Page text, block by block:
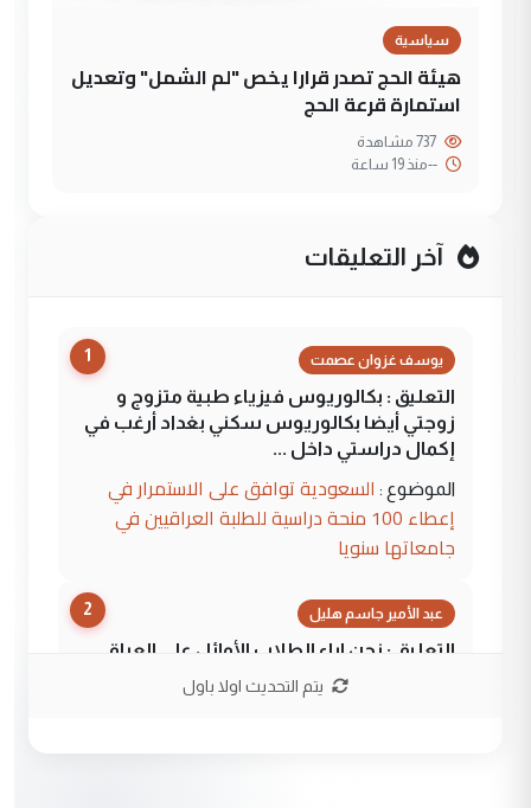
سياسية
هيئة الحج تصدر قرارا يخص "لم الشمل" وتعديل
استمارة قرعة الحج
--منذ 19 ساعة
آخر التعليقات
1 يوسف غزوان عصمت
التعليق : بكالوريوس فيزياء طبية متزوج و
زوجتي أيضا بكالوريوس سكني بغداد أرغب في
إكمال دراستي داخل ...
الموضوع : السعودية توافق على الاستمرار في
إعطاء 100 منحة دراسية للطلبة العراقيين في
جامعاتها سنويا
2 عبد الأمير جاسم هليل
التعليق : نحن اباء الطلاب الأوائل على العراق
نتشرف بلقاء السيد احمد الصافي في العتبات
يتم التحديث اولا باول